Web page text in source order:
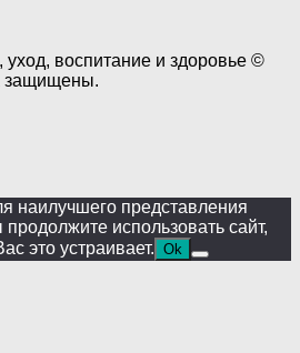
воспитание и здоровье ©
защищены.
наилучшего представления
использовать сайт,
это устраивает. Ok